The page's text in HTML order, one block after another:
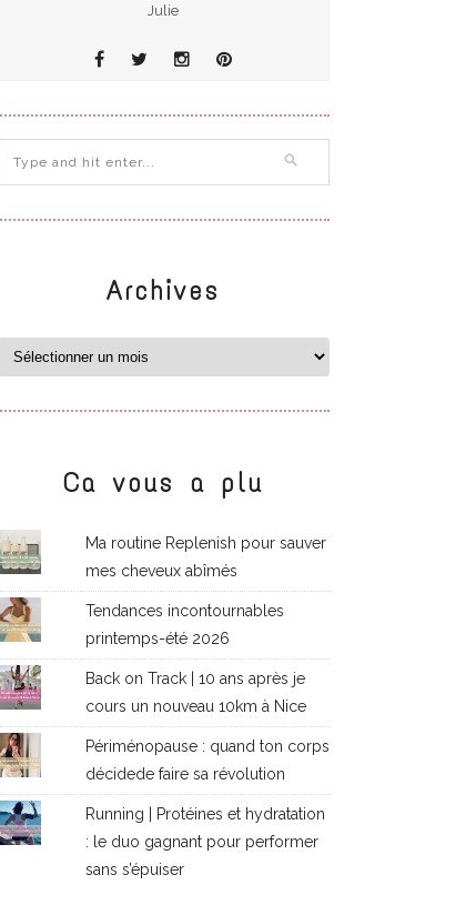
Julie
Archives
Ca vous a plu
Ma routine Replenish pour sauver
mes cheveux abîmés
Tendances incontournables
printemps-été 2026
Back on Track | 10 ans après je
cours un nouveau 10km à Nice
Périménopause : quand ton corps
décidede faire sa révolution
Running | Protéines et hydratation
: le duo gagnant pour performer
sans s’épuiser